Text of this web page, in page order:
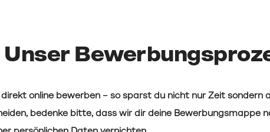
Unser
online bewerben – so sparst du nicht nur Zeit sondern
bedenke bitte, dass wir dir deine Bewerbungsmappe